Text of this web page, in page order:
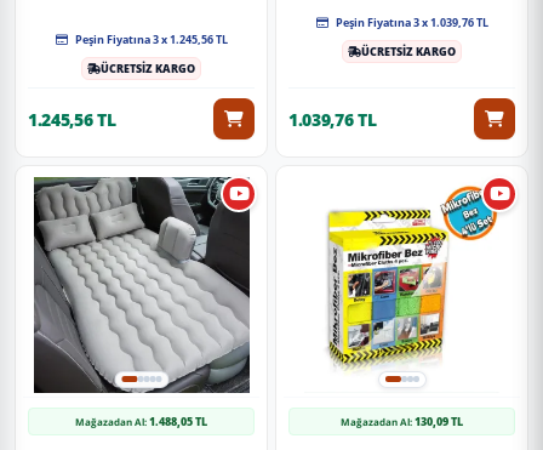
Peşin Fiyatına 3 x 1.245,56 TL
ÜCRETSİZ KARGO
1.245,56 TL
Peşin Fiyatına 3 x 1.039,76 TL
ÜCRETSİZ KARGO
1.039,76 TL
Mağazadan Al:1.488,05 TL Mağazadan Al:130,09 TL